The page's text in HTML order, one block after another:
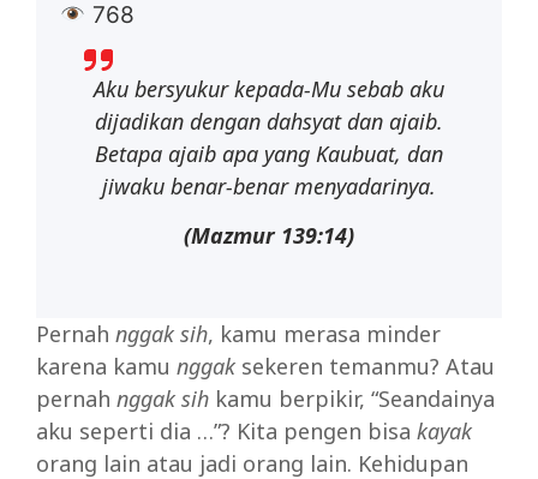
768
Aku bersyukur kepada-Mu sebab aku
dijadikan dengan dahsyat dan ajaib.
Betapa ajaib apa yang Kaubuat, dan
jiwaku benar-benar menyadarinya.
(Mazmur 139:14)
Pernah nggak sih, kamu merasa minder
karena kamu nggak sekeren temanmu? Atau
pernah nggak sih kamu berpikir, “Seandainya
aku seperti dia …”? Kita pengen bisa kayak
orang lain atau jadi orang lain. Kehidupan